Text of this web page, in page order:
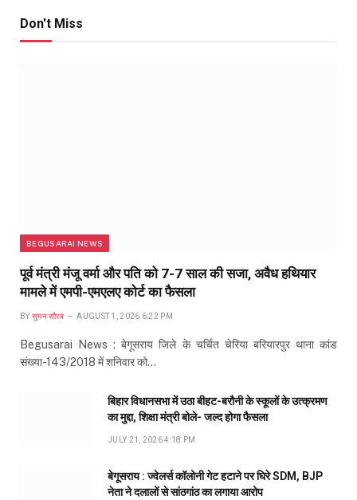
Don't Miss
BEGUSARAI NEWS
पूर्व मंत्री मंजू वर्मा और पति को 7-7 साल की सजा, अवैध हथियार
मामले में एमपी-एमएलए कोर्ट का फैसला
BY सुमन सौरब AUGUST 1, 2026 6:22 PM
Begusarai News : बेगूसराय जिले के चर्चित चेरिया बरियारपुर थाना कांड
संख्या-143/2018 में शनिवार को…
बिहार विधानसभा में उठा बीहट-बरौनी के स्कूलों के उत्क्रमण
का मुद्दा, शिक्षा मंत्री बोले- जल्द होगा फैसला
JULY 21, 2026 4:18 PM
बेगूसराय : ज्वेलर्स कॉलोनी गेट हटाने पर घिरे SDM, BJP
नेता ने दलालों से सांठगांठ का लगाया आरोप